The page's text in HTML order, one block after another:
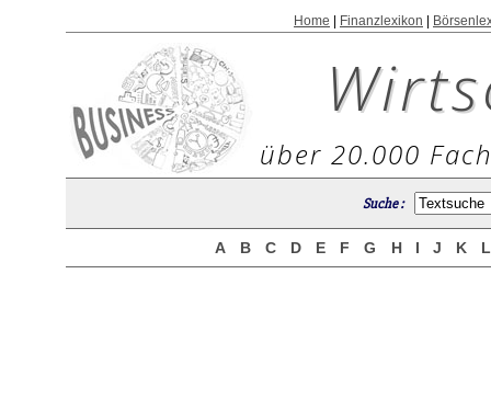
Home Finanzlexikon
über 20.000
Suche :
A B C D E F G H I J K